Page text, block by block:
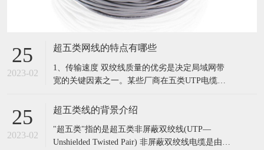
25
2023-02
超五类网线的特点有哪些
1、传输速度 双绞线质量的优劣是决定局域网带
宽的关键因素之一。某些厂商在五类UTP电缆中
制假方法对一般用户来说很难辨别。这种所谓
大为10Mbps或16Mbps。一个简单的鉴别办法是用
一条双绞线
25
2023-02
超五类线的背景介绍
"超五类"指的是超五类非屏蔽双绞线(UTP—
Unshielded Twisted Pair) 非屏蔽双绞线电缆是由多